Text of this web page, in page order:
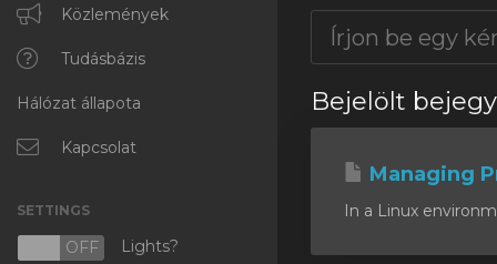
Minden
RKVMPROTECTED
IKVMPROTECTED
XKVMPROTECTED
Protected Web Hosting
Közlemények
Tudásbázis
Hálózat állapota
Kapcsolat
SETTINGS
OFF Lights?
Bejelölt
Managing
In a Linux